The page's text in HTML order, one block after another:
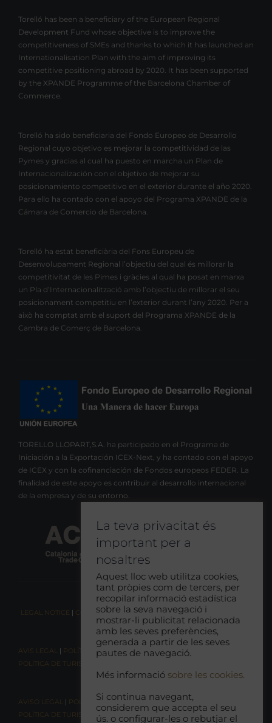
Torelló has been a beneficiary of the European Regional
Development Fund whose objective is to improve the
competitiveness of SMEs and thanks to which it has launched an
Internationalisation Plan with the aim of improving its
competitive positioning abroad by 2020. It has been supported
by the XPANDE Programme of the Barcelona Chamber of
Commerce.
Torelló ha sido beneficiaria del Fondo Europeo de Desarrollo
Regional cuyo objetivo es mejorar la competitividad de las
Pymes y gracias al cual ha puesto en marcha un Plan de
Internacionalización con el objetivo de mejorar su
posicionamiento competitivo en el exterior durante el año 2020.
Para ello ha contado con el apoyo del Programa XPANDE de la
Cámara de Comercio de Barcelona.
Torelló ha estat beneficiària del Fons Europeu de
Desenvolupament Regional l’objectiu del qual és millorar la
competitivitat de les Pimes i gràcies al qual ha posat en marxa
un Pla d’Internacionalització amb l’objectiu de millorar el seu
posicionament competitiu en l’exterior durant l’any 2020. Per a
això ha comptat amb el suport del Programa XPANDE de la
Cambra de Comerç de Barcelona.
TORELLO LLOPART,S.A. ha participado en el Programa de
Iniciación a la Exportación ICEX-Next, y ha contado con el apoyo
de ICEX y con la cofinanciación de Fondos europeos FEDER. La
finalidad de este apoyo es contribuir al desarrollo internacional
de la empresa y de su entorno.
LEGAL NOTICE | COOKIE CONSENT|RESPONSIBLE TOURISM POLICY
AVIS LEGAL | POLÍTICA DE COOKIES| POLÍTICA DE PRIVACITAT
POLÍTICA DE TURISME RESPONSABLE
AVISO LEGAL | POLÍTICA DE COOKIES | POLÍTICA DE PRIVACIDAD
POLÍTICA DE TURISMO RESPONSABLE
La teva privacitat és
important per a
nosaltres
Aquest lloc web utilitza cookies,
tant pròpies com de tercers, per
recopilar informació estadística
sobre la seva navegació i
mostrar-li publicitat relacionada
amb les seves preferències,
generada a partir de les seves
pautes de navegació.
Més informació sobre les cookies.
Si continua navegant,
considerem que accepta el seu
ús. o configurar-les o rebutjar el